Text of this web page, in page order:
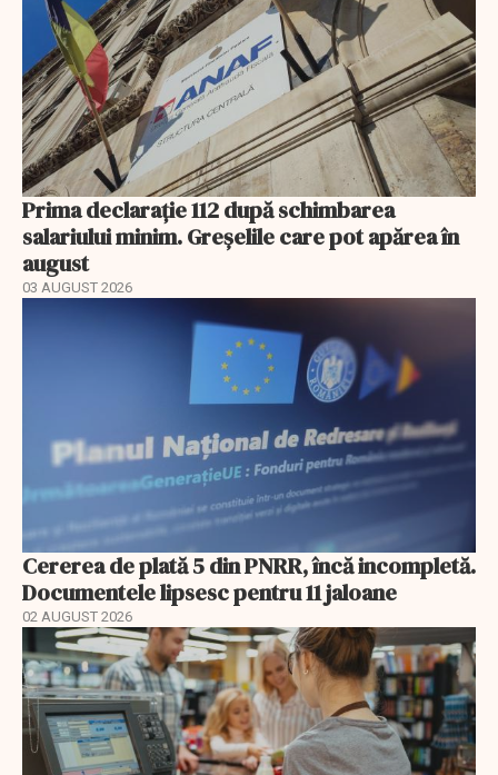
Prima declarație 112 după schimbarea
salariului minim. Greșelile care pot apărea în
august
03 AUGUST 2026
Cererea de plată 5 din PNRR, încă incompletă.
Documentele lipsesc pentru 11 jaloane
02 AUGUST 2026